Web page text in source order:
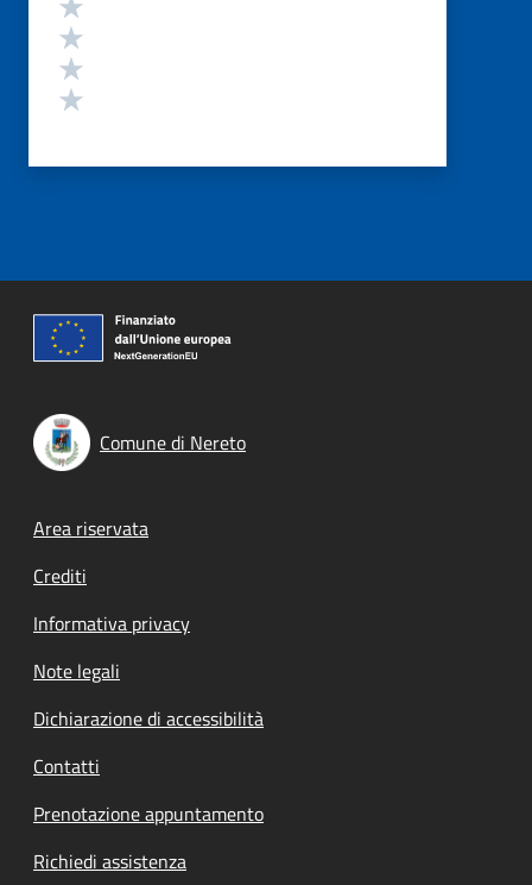
Comune di Nereto
Footer menu
Area riservata
Crediti
Informativa privacy
Note legali
Dichiarazione di accessibilità
Contatti
Prenotazione appuntamento
Richiedi assistenza